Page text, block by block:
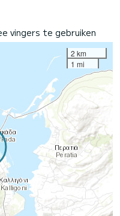
vingers te gebruiken
2 km
1 mi